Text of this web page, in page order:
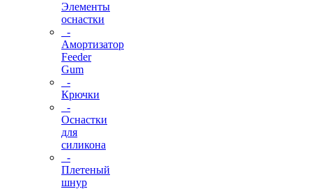
Элементы
оснастки
-
Амортизатор
Feeder
Gum
-
Крючки
-
Оснастки
для
силикона
-
Плетеный
шнур